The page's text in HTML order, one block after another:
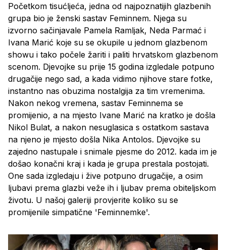
Početkom tisućljeća, jedna od najpoznatijih glazbenih
grupa bio je ženski sastav Feminnem. Njega su
izvorno sačinjavale Pamela Ramljak, Neda Parmać i
Ivana Marić koje su se okupile u jednom glazbenom
showu i tako počele žariti i paliti hrvatskom glazbenom
scenom. Djevojke su prije 15 godina izgledale potpuno
drugačije nego sad, a kada vidimo njihove stare fotke,
instantno nas obuzima nostalgija za tim vremenima.
Nakon nekog vremena, sastav Feminnema se
promijenio, a na mjesto Ivane Marić na kratko je došla
Nikol Bulat, a nakon nesuglasica s ostatkom sastava
na njeno je mjesto došla Nika Antolos. Djevojke su
zajedno nastupale i snimale pjesme do 2012. kada im je
došao konačni kraj i kada je grupa prestala postojati.
One sada izgledaju i žive potpuno drugačije, a osim
ljubavi prema glazbi veže ih i ljubav prema obiteljskom
životu. U našoj galeriji provjerite koliko su se
promijenile simpatične 'Feminnemke'.